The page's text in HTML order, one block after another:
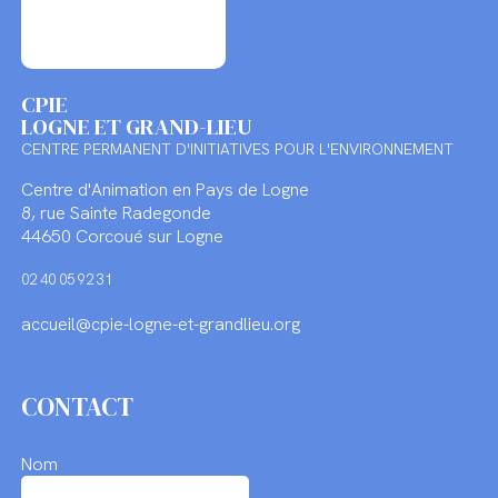
CPIE
LOGNE ET GRAND-LIEU
CENTRE PERMANENT D'INITIATIVES POUR L'ENVIRONNEMENT
Centre d'Animation en Pays de Logne
8, rue Sainte Radegonde
44650 Corcoué sur Logne
02 40 05 92 31
accueil@cpie-logne-et-grandlieu.org
CONTACT
Nom